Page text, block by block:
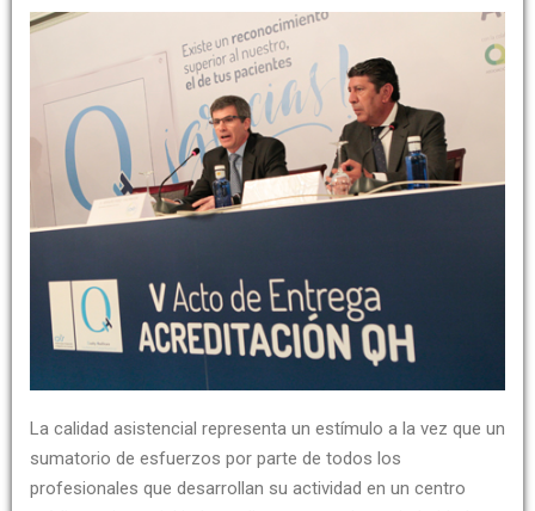
La calidad asistencial representa un estímulo a la vez que un
sumatorio de esfuerzos por parte de todos los
profesionales que desarrollan su actividad en un centro